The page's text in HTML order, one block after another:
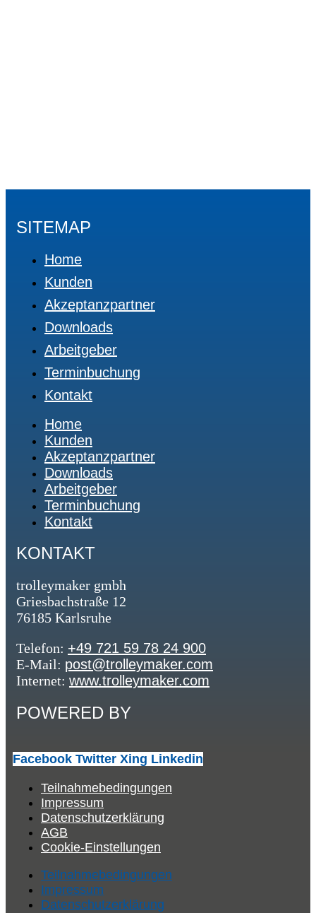
SITEMAP
Home
Kunden
Akzeptanzpartner
Downloads
Arbeitgeber
Terminbuchung
Kontakt
Home
Kunden
Akzeptanzpartner
Downloads
Arbeitgeber
Terminbuchung
Kontakt
KONTAKT
trolleymaker gmbh
Griesbachstraße 12
76185 Karlsruhe
Telefon: +49 721 59 78 24 900
E-Mail: post@trolleymaker.com
Internet: www.trolleymaker.com
POWERED BY
Facebook Twitter Xing Linkedin
Teilnahmebedingungen
Impressum
Datenschutzerklärung
AGB
Cookie-Einstellungen
Teilnahmebedingungen
Impressum
Datenschutzerklärung